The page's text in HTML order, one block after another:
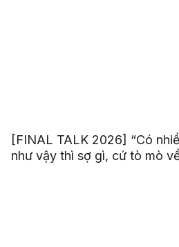
[FINAL TALK 2026] “Có
như vậy thì sợ gì, cứ tò mò